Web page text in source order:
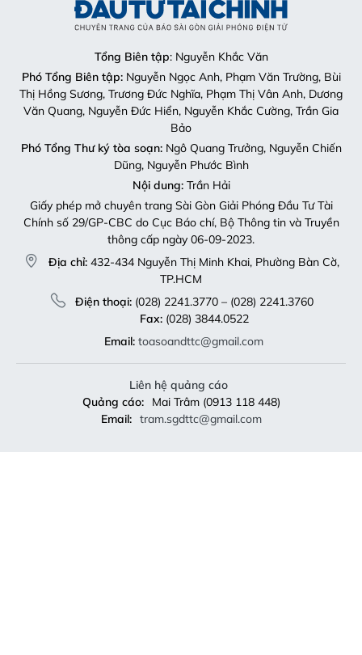
Tổng Biên tập: Nguyễn Khắc Văn
Phó Tổng Biên tập:Nguyễn Ngọc Anh, Phạm Văn Trường, Bùi
Thị Hồng Sương, Trương Đức Nghĩa, Phạm Thị Vân Anh, Dương
Văn Quang, Nguyễn Đức Hiển, Nguyễn Khắc Cường, Trần Gia
Bảo
Phó Tổng Thư ký tòa soạn:Ngô Quang Trưởng, Nguyễn Chiến
Dũng, Nguyễn Phước Bình
Nội dung:Trần Hải
Giấy phép mở chuyên trang Sài Gòn Giải Phóng Đầu Tư Tài
Chính số 29/GP-CBC do Cục Báo chí, Bộ Thông tin và Truyền
thông cấp ngày 06-09-2023.
Địa chỉ: 432-434 Nguyễn Thị Minh Khai, Phường Bàn Cờ,
TP.HCM
Điện thoại:(028) 2241.3770 – (028) 2241.3760
Fax:(028) 3844.0522
Email: toasoandttc@gmail.com
Liên hệ quảng cáo
Quảng cáo:
Mai Trâm (0913 118 448)
Email: tram.sgdttc@gmail.com